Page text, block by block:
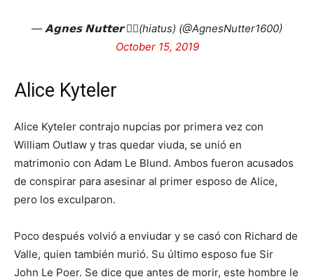
— 𝗔𝗴𝗻𝗲𝘀 𝗡𝘂𝘁𝘁𝗲𝗿 🧙‍♀️(hiatus) (@AgnesNutter1600)
October 15, 2019
Alice Kyteler
Alice Kyteler contrajo nupcias por primera vez con
William Outlaw y tras quedar viuda, se unió en
matrimonio con Adam Le Blund. Ambos fueron acusados
de conspirar para asesinar al primer esposo de Alice,
pero los exculparon.
Poco después volvió a enviudar y se casó con Richard de
Valle, quien también murió. Su último esposo fue Sir
John Le Poer. Se dice que antes de morir, este hombre le